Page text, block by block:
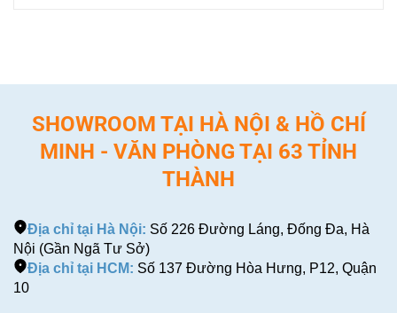
SHOWROOM TẠI HÀ NỘI & HỒ CHÍ
MINH - VĂN PHÒNG TẠI 63 TỈNH
THÀNH
Địa chỉ tại Hà Nội: Số 226 Đường Láng, Đống Đa, Hà
Nội (Gần Ngã Tư Sở)
Địa chỉ tại HCM: Số 137 Đường Hòa Hưng, P12, Quận
10